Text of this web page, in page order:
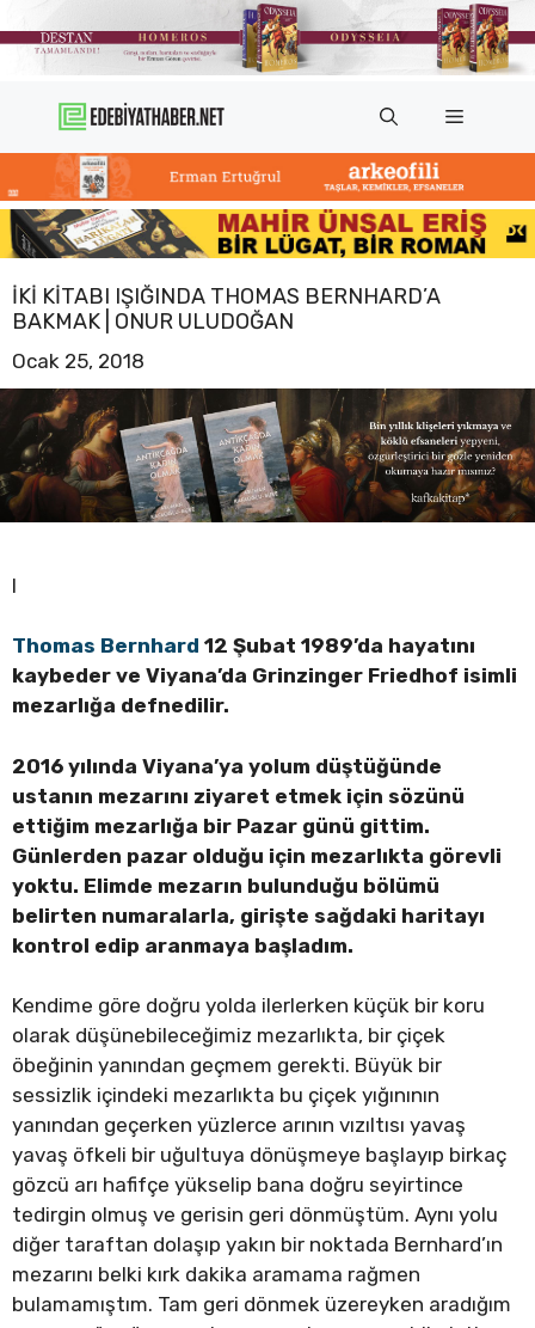
atla
Menü
İKI KITABI IŞIĞINDA THOMAS BERNHARD’A
BAKMAK | ONUR ULUDOĞAN
Ocak 25, 2018
I
Thomas Bernhard 12 Şubat 1989’da hayatını
kaybeder ve Viyana’da Grinzinger Friedhof isimli
mezarlığa defnedilir.
2016 yılında Viyana’ya yolum düştüğünde
ustanın mezarını ziyaret etmek için sözünü
ettiğim mezarlığa bir Pazar günü gittim.
Günlerden pazar olduğu için mezarlıkta görevli
yoktu. Elimde mezarın bulunduğu bölümü
belirten numaralarla, girişte sağdaki haritayı
kontrol edip aranmaya başladım.
Kendime göre doğru yolda ilerlerken küçük bir koru
olarak düşünebileceğimiz mezarlıkta, bir çiçek
öbeğinin yanından geçmem gerekti. Büyük bir
sessizlik içindeki mezarlıkta bu çiçek yığınının
yanından geçerken yüzlerce arının vızıltısı yavaş
yavaş öfkeli bir uğultuya dönüşmeye başlayıp birkaç
gözcü arı hafifçe yükselip bana doğru seyirtince
tedirgin olmuş ve gerisin geri dönmüştüm. Aynı yolu
diğer taraftan dolaşıp yakın bir noktada Bernhard’ın
mezarını belki kırk dakika aramama rağmen
bulamamıştım. Tam geri dönmek üzereyken aradığım